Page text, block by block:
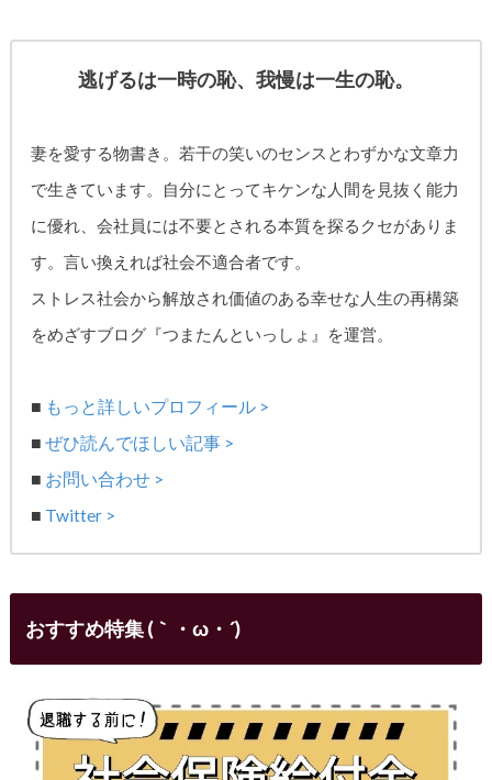
逃げるは一時の恥、我慢は一生の恥。
妻を愛する物書き。 若干の笑いのセンスとわずかな文章力
で生きています。自分にとってキケンな人間を見抜く能力
に優れ、会社員には不要とされる本質を探るクセがありま
す。言い換えれば社会不適合者です。
ストレス社会から解放され価値のある幸せな人生の再構築
をめざすブログ『つまたんといっしょ』を運営。
■ もっと詳しいプロフィール >
■ぜひ読んでほしい記事 >
■ お問い合わせ >
■ Twitter >
おすすめ特集 (｀・ω・´)ゞ